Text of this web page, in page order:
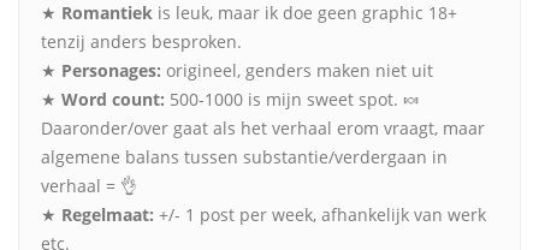
★ Romantiek is leuk, maar ik doe geen graphic 18+
tenzij anders besproken.
★ Personages: origineel, genders maken niet uit
★ Word count: 500-1000 is mijn sweet spot. 🍬
Daaronder/over gaat als het verhaal erom vraagt, maar
algemene balans tussen substantie/verdergaan in
verhaal = 👌
★ Regelmaat: +/- 1 post per week, afhankelijk van werk
etc.